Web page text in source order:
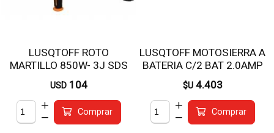
LUSQTOFF ROTO
MARTILLO 850W- 3J SDS
PLUS C/MALET RML850-7
USD 104
Comprar
LUSQTOFF MOTOSIERRA A
BATERIA C/2 BAT 2.0AMP
+ CARGADOR
$U 4.403
Comprar